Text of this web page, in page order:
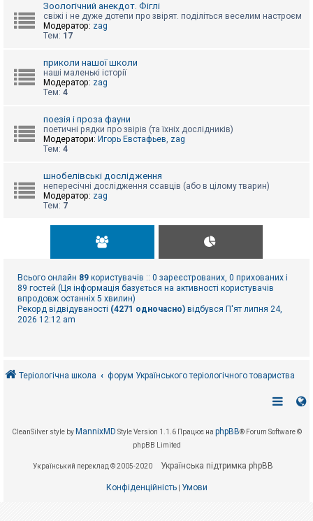
Зоологічний анекдот. Фіглі
свіжі і не дуже дотепи про звірят. поділіться веселим настроєм
Модератор: zag
Тем: 17
приколи нашої школи
наші маленькі історії
Модератор: zag
Тем: 4
поезія і проза фауни
поетичні рядки про звірів (та їхніх дослідників)
Модератори: Игорь Евстафьев, zag
Тем: 4
шнобелівські дослідження
непересічні дослідження ссавців (або в цілому тварин)
Модератор: zag
Тем: 7
Всього онлайн 89 користувачів :: 0 зареєстрованих, 0 прихованих і
89 гостей (Ця інформація базується на активності користувачів
впродовж останніх 5 хвилин)
Рекорд відвідуваності (4271 одночасно) відбувся П'ят липня 24,
2026 12:12 am
Теріологічна школа форум Українського теріологічного товариства
CleanSilver style by MannixMD Style Version 1.1.6 Працює на phpBB® Forum Software ©
phpBB Limited
Український переклад © 2005-2020 Українська підтримка phpBB
Конфіденційність| Умови